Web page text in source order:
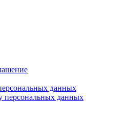
данных
персональных данных